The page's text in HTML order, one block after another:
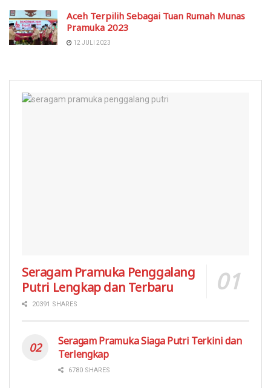
Aceh Terpilih Sebagai Tuan Rumah Munas
Pramuka 2023
12 JULI 2023
Seragam Pramuka Penggalang
Putri Lengkap dan Terbaru
20391 SHARES
Seragam Pramuka Siaga Putri Terkini dan
Terlengkap
6780 SHARES